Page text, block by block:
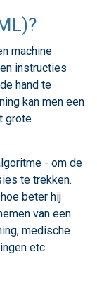
machine
instructies
hand te
kan men een
grote
- om de
te trekken.
beter hij
van een
medische
etc.